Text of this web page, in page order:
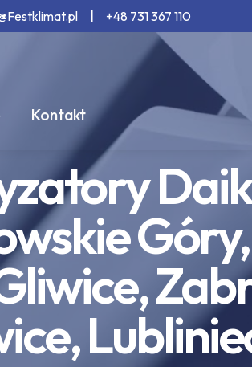
+48 731 367 110
Kontakt
Góry,